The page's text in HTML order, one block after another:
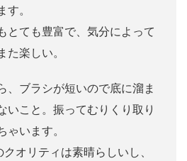
。
とても豊富で、気分によって
楽しい。
、ブラシが短いので底に溜ま
いこと。振ってむりくり取り
います。
オリティは素晴らしいし、